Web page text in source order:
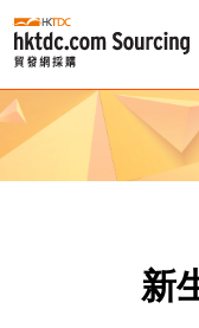
新